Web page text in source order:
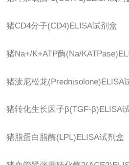
猪CD4分子(CD4)ELISA试剂盒
猪Na+/K+ATP酶(Na/
猪泼尼松龙(Prednisolone)ELISA
猪转化生长因子β(TGF-β)ELISA
猪脂蛋白脂酶(LPL)ELISA试剂盒